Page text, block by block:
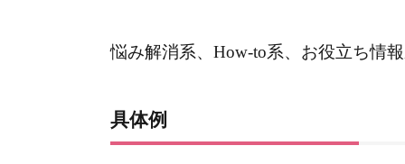
悩み解消系、How-to系、お役立ち情
具体例